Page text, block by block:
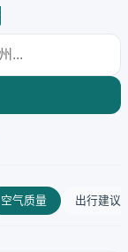
空气质量 出行建议